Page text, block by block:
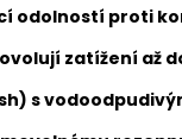
odolností proti
zatížení až
s